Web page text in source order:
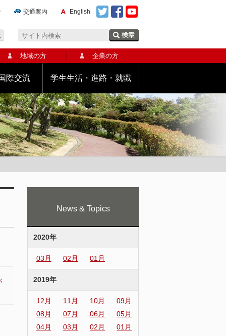
交通案内 English
地域の方 企業の方
際交流 学生生活・進路・就職
News & Topics
2020年
03月 02月 01月
2019年
12月 11月 10月
09月
08月
07月 06月
05月
04月
03月 02月 01月